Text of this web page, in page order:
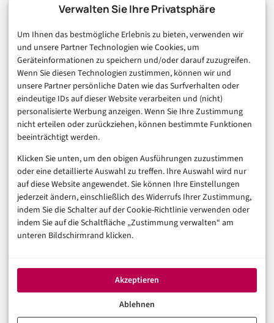
Verwalten Sie Ihre Privatsphäre
Um Ihnen das bestmögliche Erlebnis zu bieten, verwenden wir
und unsere Partner Technologien wie Cookies, um
Geräteinformationen zu speichern und/oder darauf zuzugreifen.
Wenn Sie diesen Technologien zustimmen, können wir und
unsere Partner persönliche Daten wie das Surfverhalten oder
eindeutige IDs auf dieser Website verarbeiten und (nicht)
personalisierte Werbung anzeigen. Wenn Sie Ihre Zustimmung
nicht erteilen oder zurückziehen, können bestimmte Funktionen
beeinträchtigt werden.
Klicken Sie unten, um den obigen Ausführungen zuzustimmen
oder eine detaillierte Auswahl zu treffen. Ihre Auswahl wird nur
auf diese Website angewendet. Sie können Ihre Einstellungen
jederzeit ändern, einschließlich des Widerrufs Ihrer Zustimmung,
indem Sie die Schalter auf der Cookie-Richtlinie verwenden oder
indem Sie auf die Schaltfläche „Zustimmung verwalten“ am
unteren Bildschirmrand klicken.
Akzeptieren
Ablehnen
Technologie & IT
Consumer & Digital Life
Marketing
Finanzen & FinTech
Business & Karriere
Sicherheit & Recht
Digitalisierung
Marketing
Magazin
Unsere Redaktion
Werbeformate & Media Kit
Rechtliches
Datenschutzerklärung (EU)
Cookie-Richtlinie (EU)